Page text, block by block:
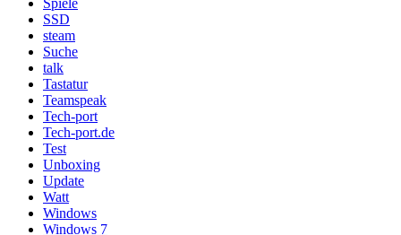
Spiele
SSD
steam
Suche
talk
Tastatur
Teamspeak
Tech-port
Tech-port.de
Test
Unboxing
Update
Watt
Windows
Windows 7